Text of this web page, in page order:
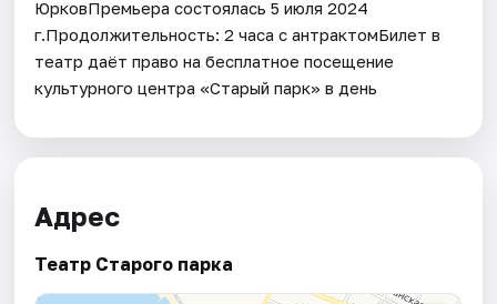
ЮрковПремьера состоялась 5 июля 2024
г.Продолжительность: 2 часа с антрактомБилет в
театр даёт право на бесплатное посещение
культурного центра «Старый парк» в день
Адрес
Театр Старого паркa